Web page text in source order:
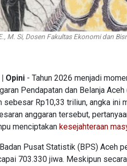
M. Si, Dosen Fakultas Ekonomi dan
| Opini - Tahun 2026 menjadi
Pendapatan dan Belanja
sebesar Rp10,33 triliun, angka ini
anggaran tersebut,
menciptakan kesejahteraan
Pusat Statistik (BPS) Aceh
703.330 jiwa. Meskipun